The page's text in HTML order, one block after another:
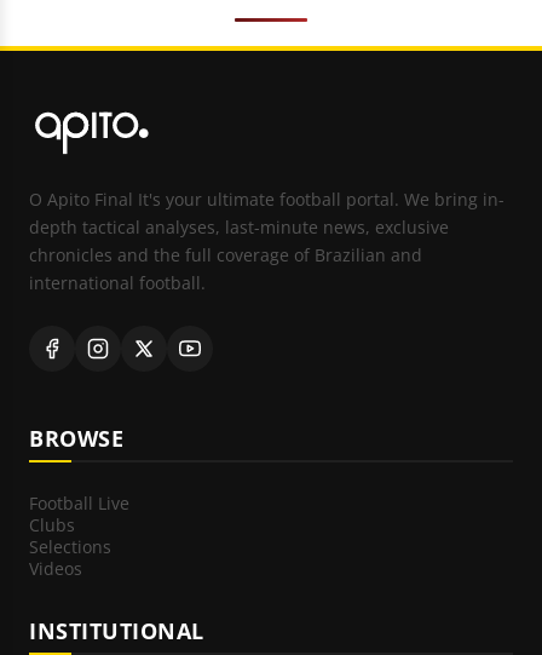
O Apito Final It's your ultimate football portal. We bring in-
depth tactical analyses, last-minute news, exclusive
chronicles and the full coverage of Brazilian and
international football.
BROWSE
Football Live
Clubs
Selections
Videos
INSTITUTIONAL